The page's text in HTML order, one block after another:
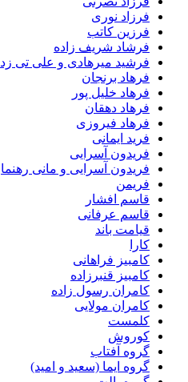
فرزاد نوری
فرزین کاتب
فرشاد شریف زاده
فرشید میرهادی و علی تی زد
فرهاد برنجان
فرهاد خلیل پور
فرهاد دهقان
فرهاد فیروزی
فرید ایمانی
فریدون آسرایی
فریدون آسرایی و مانی رهنما
فریمن
قاسم افشار
قاسم عرفانی
قیامت باند
کارا
کامبیز فراهانی
کامبیز قنبرزاده
کامران رسول زاده
کامران مولایی
کلمست
کوروش
گروه آفتاب
گروه ایما (سعید و امید)